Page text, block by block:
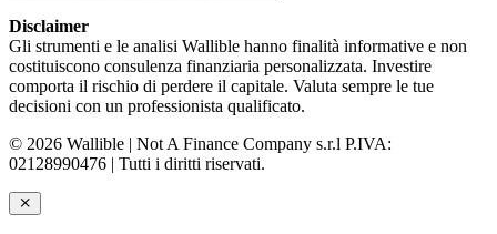
Disclaimer
Gli strumenti e le analisi Wallible hanno finalità informative e non
costituiscono consulenza finanziaria personalizzata. Investire
comporta il rischio di perdere il capitale. Valuta sempre le tue
decisioni con un professionista qualificato.
© 2026 Wallible | Not A Finance Company s.r.l P.IVA:
02128990476 | Tutti i diritti riservati.